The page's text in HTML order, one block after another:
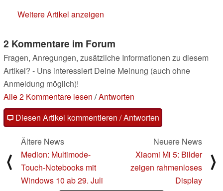
Weitere Artikel anzeigen
2 Kommentare im Forum
Fragen, Anregungen, zusätzliche Informationen zu diesem
Artikel? - Uns interessiert Deine Meinung (auch ohne
Anmeldung möglich)!
Alle 2 Kommentare lesen /Antworten
Diesen Artikel kommentieren / Antworten
⟨
Ältere News
Medion: Multimode-
Touch-Notebooks mit
Windows 10 ab 29. Juli
Neuere News
Xiaomi Mi 5: Bilder
zeigen rahmenloses
Display
⟩